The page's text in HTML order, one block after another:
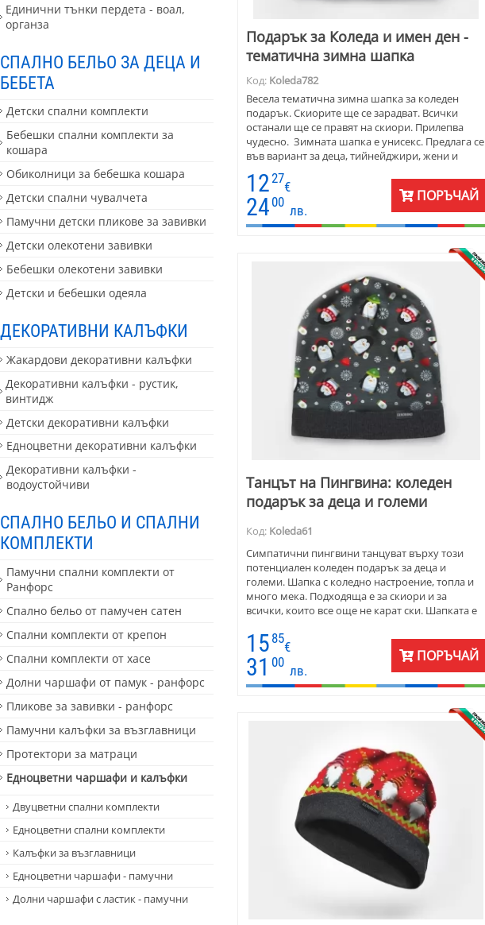
Единични тънки пердета - воал,
органза
СПАЛНО БЕЛЬО ЗА ДЕЦА И
БЕБЕТА
Детски спални комплекти
Бебешки спални комплекти за
кошара
Обиколници за бебешка кошара
Детски спални чувалчета
Памучни детски пликове за завивки
Детски олекотени завивки
Бебешки олекотени завивки
Детски и бебешки одеяла
ДЕКОРАТИВНИ КАЛЪФКИ
Жакардови декоративни калъфки
Декоративни калъфки - рустик,
винтидж
Детски декоративни калъфки
Едноцветни декоративни калъфки
Декоративни калъфки -
водоустойчиви
СПАЛНО БЕЛЬО И СПАЛНИ
КОМПЛЕКТИ
Памучни спални комплекти от
Ранфорс
Спално бельо от памучен сатен
Спални комплекти от крепон
Спални комплекти от хасе
Долни чаршафи от памук - ранфорс
Пликове за завивки - ранфорс
Памучни калъфки за възглавници
Протектори за матраци
Едноцветни чаршафи и калъфки
Двуцветни спални комплекти
Едноцветни спални комплекти
Калъфки за възглавници
Едноцветни чаршафи - памучни
Долни чаршафи с ластик - памучни
Подарък за Коледа и имен ден -
тематична зимна шапка
Код: Koleda782
Весела тематична зимна шапка за коледен
подарък. Скиорите ще се зарадват. Всички
останали ще се правят на скиори. Прилепва
чудесно. Зимната шапка е унисекс. Предлага се
във вариант за деца, тийнейджири, жени и
мъже.
1227
€
24 00
лв.
ПОРЪЧАЙ
Танцът на Пингвина: коледен
подарък за деца и големи
Код: Koleda61
Симпатични пингвини танцуват върху този
потенциален коледен подарък за деца и
големи. Шапка с коледно настроение, топла и
много мека. Подходяща е за скиори и за
всички, които все още не карат ски. Шапката е
празниците. Често виждате млади хора да се
разхождат с тях - подарете им такава шапка.
Танцът на смешния Пингвин ще ще зарадва
всеки! Зимната шапка е унисекс. Предлага се
15 85
€
31 00
лв.
ПОРЪЧАЙ